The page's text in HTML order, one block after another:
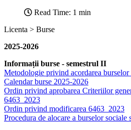
Read Time: 1 min
Licenta > Burse
2025-2026
Informații burse - semestrul II
Metodologie privind acordarea
Calendar burse 2025-2026
Ordin privind aprobarea Criteriilor
6463_2023
Ordin privind modificarea 6463_2023
Procedura de alocare a burselor sociale